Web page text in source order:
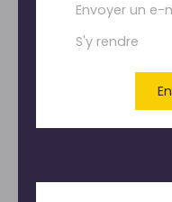
Envoyer un e-
S'y rendre